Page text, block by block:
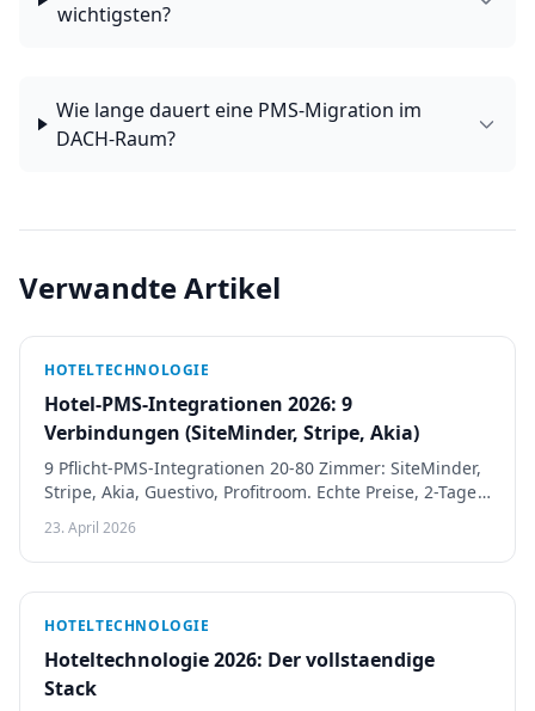
wichtigsten?
Wie lange dauert eine PMS-Migration im
DACH-Raum?
Verwandte Artikel
HOTELTECHNOLOGIE
Hotel-PMS-Integrationen 2026: 9
Verbindungen (SiteMinder, Stripe, Akia)
9 Pflicht-PMS-Integrationen 20-80 Zimmer: SiteMinder,
Stripe, Akia, Guestivo, Profitroom. Echte Preise, 2-Tage
vs 3-Wochen-Muster, Anbieter-Fail-Signale.
23. April 2026
HOTELTECHNOLOGIE
Hoteltechnologie 2026: Der vollstaendige
Stack